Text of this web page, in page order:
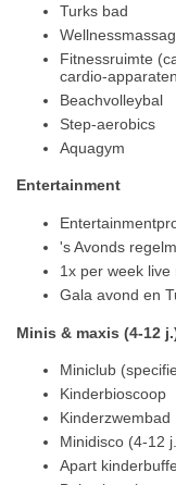
Turks bad
Fitnessruimte
cardio-apparaten
Beachvolleybal
Step-aerobics
Aquagym
Entertainment
's Avonds
1x per week
Gala avond en
Minis & maxis (4-12
Miniclub
Kinderbioscoop
Kinderzwembad
Minidisco (4-12
Apart